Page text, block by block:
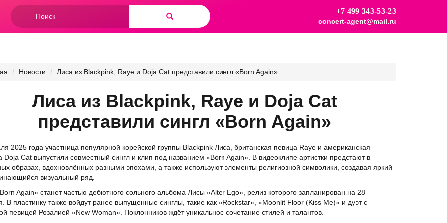
Форма
поиска
+7 499 343-53-23
concert-agent@mail.ru
Новости Лиса из Blackpink, Raye и Doja Cat представили сингл «Born Again»
Лиса из Blackpink, Raye и Doja Cat
представили сингл «Born Again»
2025 года участница популярной корейской группы Blackpink Лиса, британская певица Raye и американская
Doja Cat выпустили совместный сингл и клип под названием «Born Again». В видеоклипе артистки предстают в
образах, вдохновлённых разными эпохами, а также используют элементы религиозной символики, создавая яркий
визуальный ряд.
Again» станет частью дебютного сольного альбома Лисы «Alter Ego», релиз которого запланирован на 28
В пластинку также войдут ранее выпущенные синглы, такие как «Rockstar», «Moonlit Floor (Kiss Me)» и дуэт с
певицей Розалией «New Woman». Поклонников ждёт уникальное сочетание стилей и талантов.